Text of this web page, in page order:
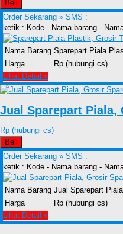
Beli
Order Sekarang » SMS :
ketik : Kode - Nama barang -
Nama Barang Sparepart Piala
Harga
Rp (hubungi cs)
Lihat Detail »
Jual Sparepart Piala,
Rp (hubungi cs)
Beli
Order Sekarang » SMS :
ketik : Kode - Nama barang -
Nama Barang Jual Sparepart
Harga
Rp (hubungi cs)
Lihat Detail »